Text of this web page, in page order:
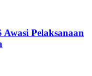
Pelaksanaan